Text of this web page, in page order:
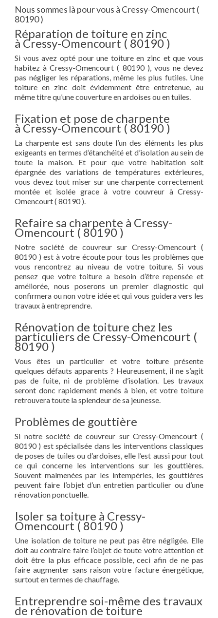
Nous sommes là pour vous à Cressy-Omencourt (
80190 )
Réparation de toiture en zinc
à Cressy-Omencourt ( 80190 )
Si vous avez opté pour une toiture en zinc et que vous
habitez à Cressy-Omencourt ( 80190 ), vous ne devez
pas négliger les réparations, même les plus futiles. Une
toiture en zinc doit évidemment être entretenue, au
même titre qu’une couverture en ardoises ou en tuiles.
Fixation et pose de charpente
à Cressy-Omencourt ( 80190 )
La charpente est sans doute l’un des éléments les plus
exigeants en termes d’étanchéité et d’isolation au sein de
toute la maison. Et pour que votre habitation soit
épargnée des variations de températures extérieures,
vous devez tout miser sur une charpente correctement
montée et isolée grace à votre couvreur à Cressy-
Omencourt ( 80190 ).
Refaire sa charpente à Cressy-
Omencourt ( 80190 )
Notre société de couvreur sur Cressy-Omencourt (
80190 ) est à votre écoute pour tous les problèmes que
vous rencontrez au niveau de votre toiture. Si vous
pensez que votre toiture a besoin d’être repensée et
améliorée, nous poserons un premier diagnostic qui
confirmera ou non votre idée et qui vous guidera vers les
travaux à entreprendre.
Rénovation de toiture chez les
particuliers de Cressy-Omencourt (
80190 )
Vous êtes un particulier et votre toiture présente
quelques défauts apparents ? Heureusement, il ne s’agit
pas de fuite, ni de problème d’isolation. Les travaux
seront donc rapidement menés à bien, et votre toiture
retrouvera toute la splendeur de sa jeunesse.
Problèmes de gouttière
Si notre société de couvreur sur Cressy-Omencourt (
80190 ) est spécialisée dans les interventions classiques
de poses de tuiles ou d’ardoises, elle l’est aussi pour tout
ce qui concerne les interventions sur les gouttières.
Souvent malmenées par les intempéries, les gouttières
peuvent faire l’objet d’un entretien particulier ou d’une
rénovation ponctuelle.
Isoler sa toiture à Cressy-
Omencourt ( 80190 )
Une isolation de toiture ne peut pas être négligée. Elle
doit au contraire faire l’objet de toute votre attention et
doit être la plus efficace possible, ceci afin de ne pas
faire augmenter sans raison votre facture énergétique,
surtout en termes de chauffage.
Entreprendre soi-même des travaux
de rénovation de toiture